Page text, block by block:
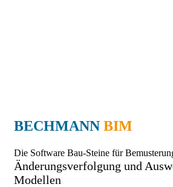
BECHMANN BIM
Die Software Bau-Steine für
Änderungsverfolgung und
Modellen